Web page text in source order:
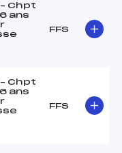
Chpt
ans
FFS
Chpt
ans
FFS